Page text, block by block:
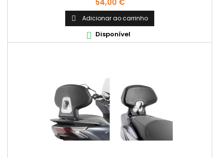
54,00 €
 Adicionar ao carrinho
 Disponível